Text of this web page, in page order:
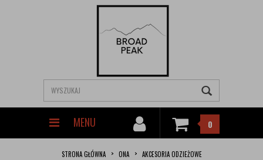
MENU 0
STRONA GŁÓWNA ONA
AKCESORIA ODZIEŻOWE